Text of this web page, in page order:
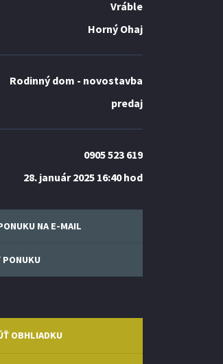
Vráble
Horný Ohaj
Rodinný dom - novostavba
predaj
0905 523 619
28. január 2025 16:40 hod
NA E-MAIL
PONUKU
OBHLIADKU